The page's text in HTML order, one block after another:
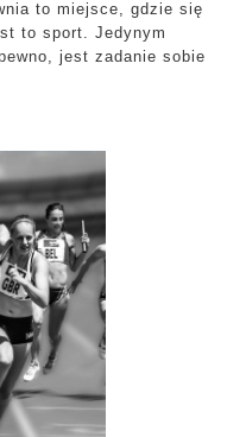
to miejsce, gdzie się
to sport. Jedynym
jest zadanie sobie